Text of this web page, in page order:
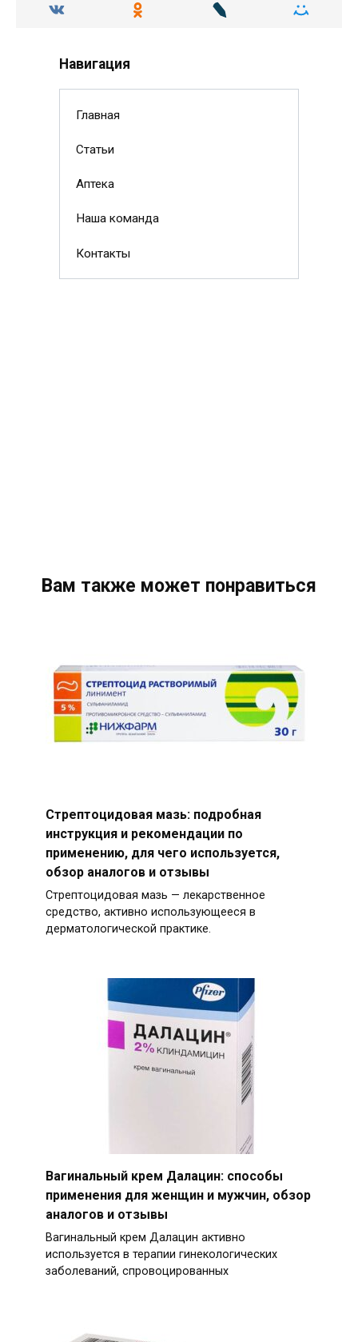
Навигация
Главная
Статьи
Аптека
Наша команда
Контакты
Вам также может понравиться
Стрептоцидовая мазь: подробная
инструкция и рекомендации по
применению, для чего используется,
обзор аналогов и отзывы
Стрептоцидовая мазь — лекарственное
средство, активно использующееся в
дерматологической практике.
Вагинальный крем Далацин: способы
применения для женщин и мужчин, обзор
аналогов и отзывы
Вагинальный крем Далацин активно
используется в терапии гинекологических
заболеваний, спровоцированных